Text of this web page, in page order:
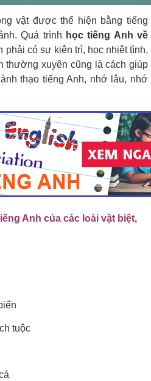
vật được thể hiện bằng tiếng
Quá trình học tiếng Anh về
phải có sự kiên trì, học nhiệt tình,
thường xuyên cũng là cách giúp
thạo tiếng Anh, nhớ lâu, nhớ
Anh của các loài vật biệt,
tuộc